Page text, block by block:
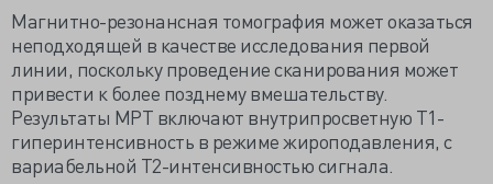
Магнитно-резонансная томография может оказаться
неподходящей в качестве исследования первой
линии, поскольку проведение сканирования может
привести к более позднему вмешательству.
Результаты МРТ включают внутрипросветную Т1-
гиперинтенсивность в режиме жироподавления, с
вариабельной Т2-интенсивностью сигнала.